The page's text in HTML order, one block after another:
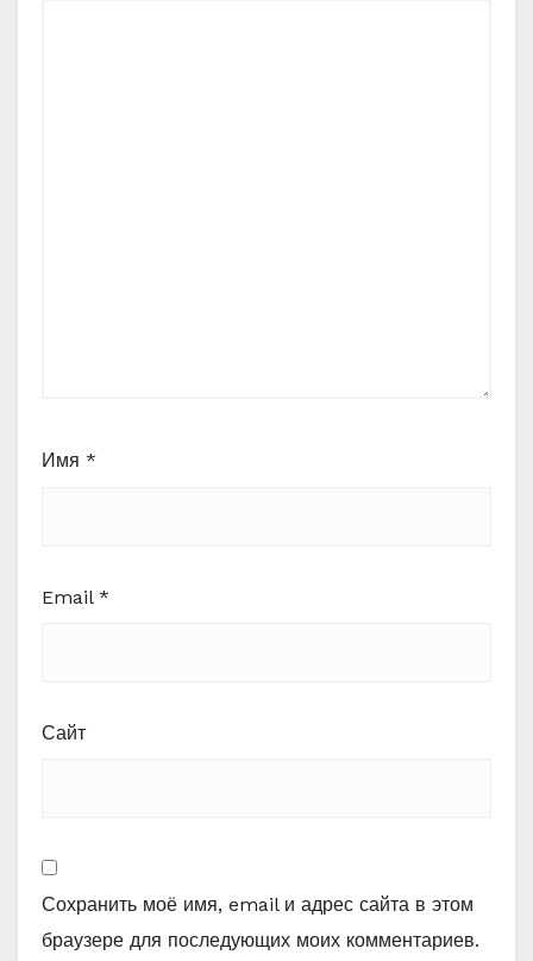
Имя *
Email *
Сайт
Сохранить моё имя, email и адрес сайта в этом
браузере для последующих моих комментариев.